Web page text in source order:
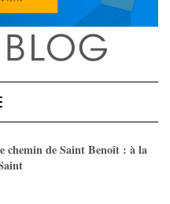
chemin de Saint Benoît : à la